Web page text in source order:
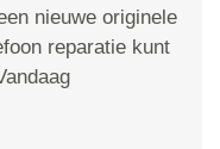
nieuwe originele
reparatie kunt